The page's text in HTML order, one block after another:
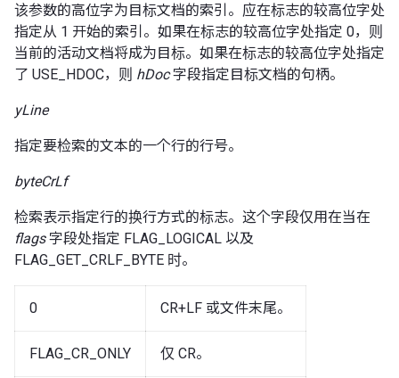
该参数的高位字为目标文档的索引。应在标志的较高位字处
指定从 1 开始的索引。如果在标志的较高位字处指定 0，则
当前的活动文档将成为目标。如果在标志的较高位字处指定
了 USE_HDOC，则 hDoc字段指定目标文档的句柄。
yLine
指定要检索的文本的一个行的行号。
byteCrLf
检索表示指定行的换行方式的标志。这个字段仅用在当在
flags字段处指定 FLAG_LOGICAL 以及
FLAG_GET_CRLF_BYTE 时。
0 CR+LF 或文件末尾。
FLAG_CR_ONLY 仅 CR。